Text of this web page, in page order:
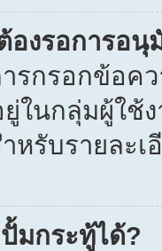
องรอการอนุ
รกรอกข้อค
ในกลุ่มผู้ใช้
หรับรายละเ
มกระทู้ได้?